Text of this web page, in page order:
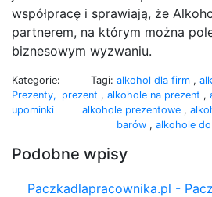
współpracę i sprawiają, że
partnerem, na którym można
biznesowym wyzwaniu.
Kategorie:
Prezenty,
upominki
Tagi: alkohol dla firm ,
prezent , alkohole na prezent ,
alkohole prezentowe ,
barów , alkohole
Podobne wpisy
Paczkadlapracownika.pl -